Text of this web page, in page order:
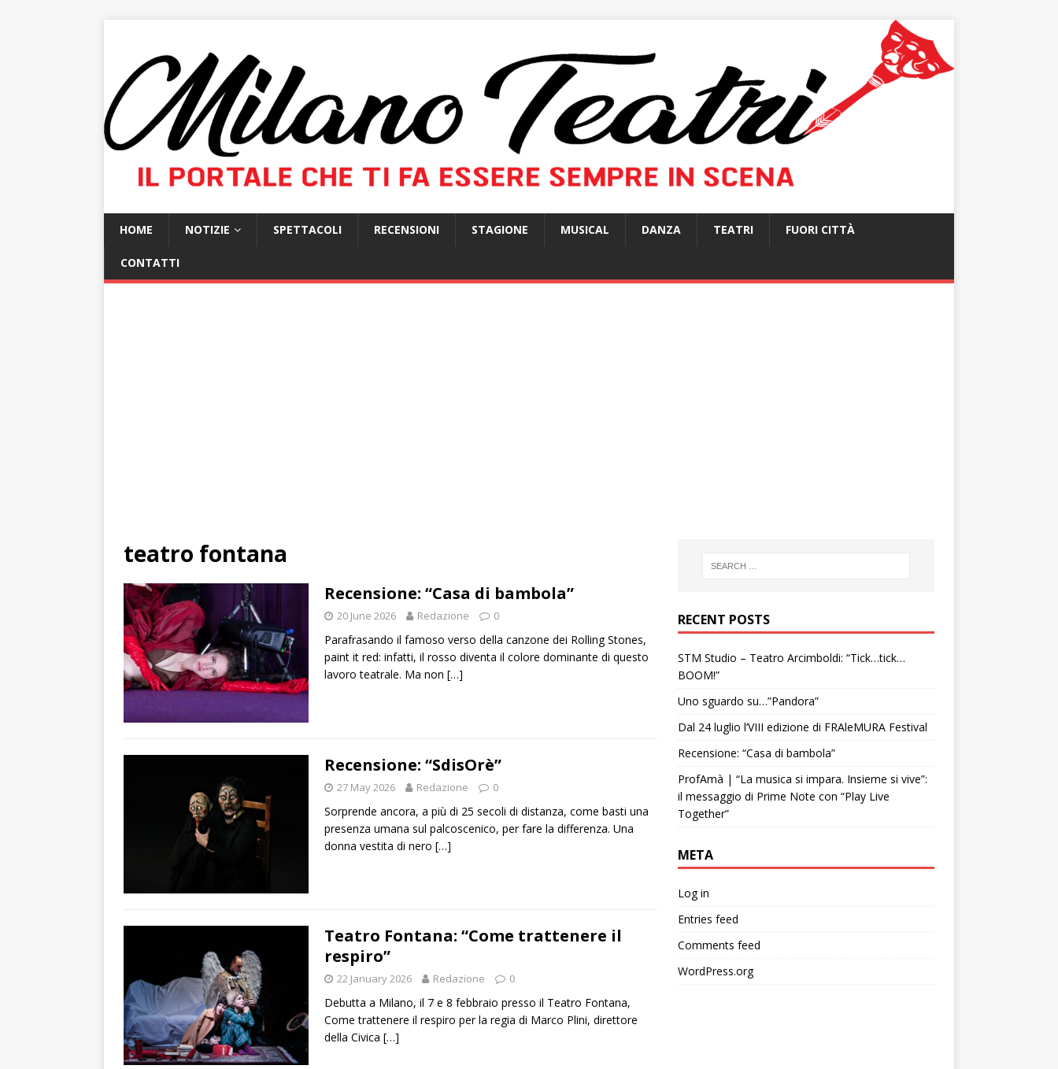
HOME NOTIZIE SPETTACOLI RECENSIONI STAGIONE MUSICAL DANZA TEATRI FUORI CITTÀ
CONTATTI
teatro fontana
Recensione: “Casa di bambola”
20 June 2026 Redazione 0
Parafrasando il famoso verso della canzone dei Rolling Stones,
paint it red: infatti, il rosso diventa il colore dominante di questo
lavoro teatrale. Ma non […]
Recensione: “SdisOrè”
27 May 2026 Redazione 0
Sorprende ancora, a più di 25 secoli di distanza, come basti una
presenza umana sul palcoscenico, per fare la differenza. Una
donna vestita di nero […]
Teatro Fontana: “Come trattenere il
respiro”
22 January 2026 Redazione 0
Debutta a Milano, il 7 e 8 febbraio presso il Teatro Fontana,
Come trattenere il respiro per la regia di Marco Plini, direttore
della Civica […]
RECENT POSTS
STM Studio – Teatro Arcimboldi: “Tick…tick…
BOOM!”
Uno sguardo su…”Pandora”
Dal 24 luglio l’VIII edizione di FRAleMURA Festival
Recensione: “Casa di bambola”
ProfAmà | “La musica si impara. Insieme si vive”:
il messaggio di Prime Note con “Play Live
Together”
META
Log in
Entries feed
Comments feed
WordPress.org